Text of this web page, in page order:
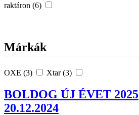
raktáron (6)
Márkák
OXE (3) Xtar (3)
BOLDOG ÚJ ÉVET 2025
20.12.2024